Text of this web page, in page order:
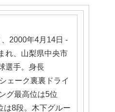
、2000年4月14日 -
れ、山梨県中央市
選手。身長
ェーク裏裏ドライ
グ最高位は5位
は8段。木下グルー